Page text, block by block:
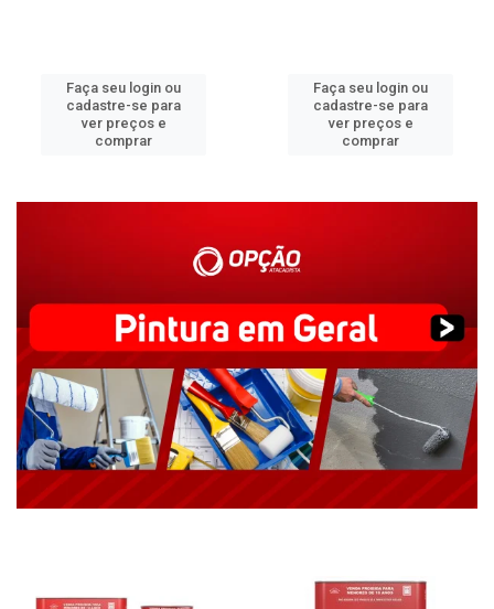
Faça seu login ou
cadastre-se para
ver preços e
comprar
Faça seu login ou
cadastre-se para
ver preços e
comprar